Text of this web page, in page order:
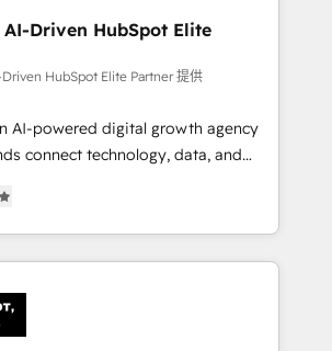
Driven HubSpot Elite
HubSpot Elite Partner 提供
AI-powered digital growth agency
connect technology, data, and
across Spain, LATAM, and
global companies in building
sales, and customer success
Portugal), we combine human insight
to drive sustainable